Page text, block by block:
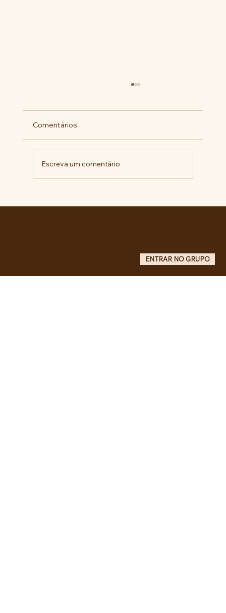
Comentários
Escreva um comentário
ENTRAR NO GRUPO